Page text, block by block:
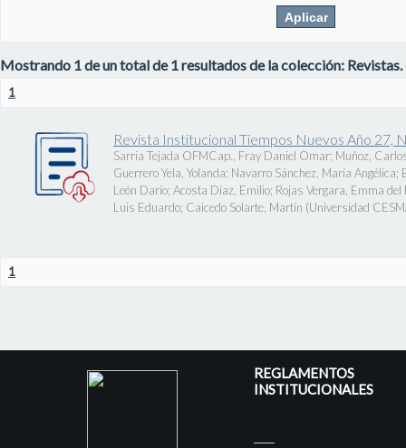
Mostrando 1 de un total de 1 resultados de la colección: Revistas.
1
Revista Institucional Tiempos Nuevos Año 27,
Sarria Tejada OFMCap., Fray Daniel Omar; Muñoz,
Guerrero Yela, Yolanda; Navarro Sánchez, María Angélica;
León Darío; Acosta Díaz, Emilio; Rojas Vergara, Emma del
Luis Eduardo; Caicedo Solarte, Martín (Universidad
1
REGLAMENTOS
INSTITUCIONALES